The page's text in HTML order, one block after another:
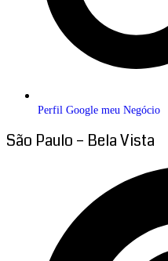
Perfil Google meu Negócio
São Paulo – Bela Vista